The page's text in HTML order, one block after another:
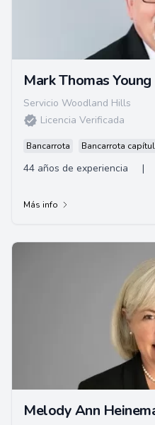
Mark Thomas Young
Servicio Woodland Hills
Licencia Verificada
Bancarrota Bancarrota
44 años de experiencia |
Más info
Melody Ann